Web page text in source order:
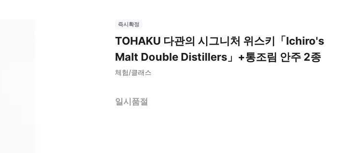
즉시확정
TOHAKU 다관의 시그니처 위스키「Ichiro's
Malt Double Distillers」+통조림 안주 2종
체험/클래스
일시품절